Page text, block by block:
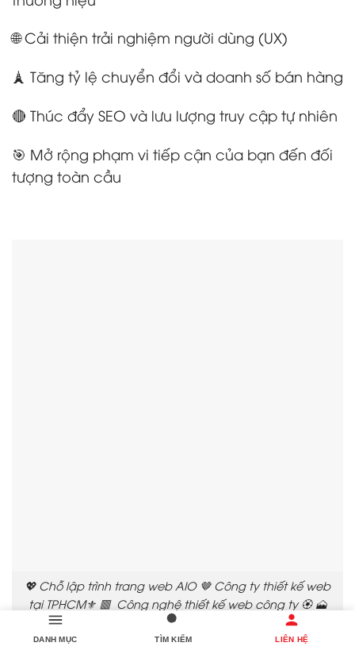
🌐 Cải thiện trải nghiệm người dùng (UX)
🗼 Tăng tỷ lệ chuyển đổi và doanh số bán hàng
🔴 Thúc đẩy SEO và lưu lượng truy cập tự nhiên
🎯 Mở rộng phạm vi tiếp cận của bạn đến đối
tượng toàn cầu
💖 Chỗ lập trình trang web AIO 🤎 Công ty thiết kế web
tại TPHCM⚜️ 🟥 Công nghệ thiết kế web công ty 🏵️ 🗻
Cửa hàng lập trình trang website AIO ⏰ Hướng dẫn
chọn dịch vụ thiết kế web doanh nghiệp🤩 🏆 Tư vấn
DANH MỤC TÌM KIẾM LIÊN HỆ